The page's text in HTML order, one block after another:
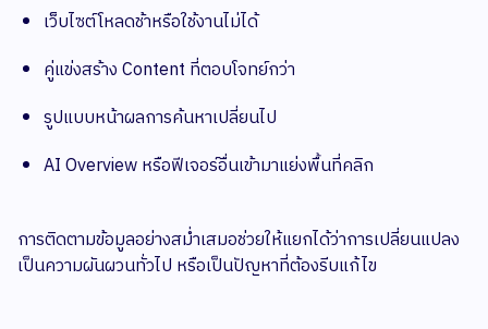
เว็บไซต์โหลดช้าหรือใช้งานไม่ได้
คู่แข่งสร้าง Content ที่ตอบโจทย์กว่า
รูปแบบหน้าผลการค้นหาเปลี่ยนไป
AI Overview หรือฟีเจอร์อื่นเข้ามาแย่งพื้นที่คลิก
การติดตามข้อมูลอย่างสม่ำเสมอช่วยให้แยกได้ว่าการเปลี่ยนแปลง
เป็นความผันผวนทั่วไป หรือเป็นปัญหาที่ต้องรีบแก้ไข